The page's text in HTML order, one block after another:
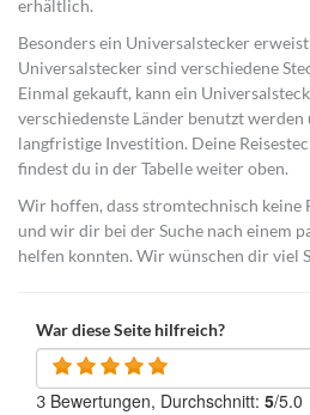
erhältlich.
Besonders ein Universalstecker
Universalstecker sind verschiedene
Einmal gekauft, kann ein
verschiedenste Länder benutzt
langfristige Investition. Deine
findest du in der Tabelle weiter oben.
Wir hoffen, dass stromtechnisch keine
und wir dir bei der Suche nach einem
helfen konnten. Wir wünschen dir viel
War diese Seite hilfreich?
3 Bewertungen, Durchschnitt: 5/5.0